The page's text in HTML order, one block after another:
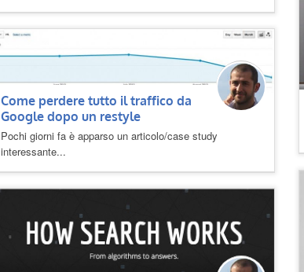
Come perdere tutto il traffico da
Google dopo un restyle
Pochi giorni fa è apparso un articolo/case study
interessante...